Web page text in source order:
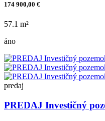
174 900,00 €
57.1 m²
áno
predaj
PREDAJ Investičný